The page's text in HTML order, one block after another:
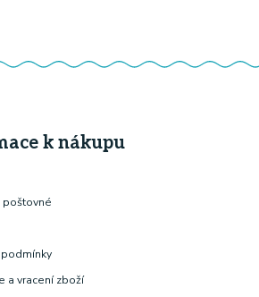
k nákupu
poštovné
a vracení zboží